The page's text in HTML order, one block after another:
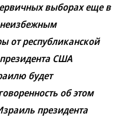
выборах еще в
неизбежным
от республиканской
США
будет
об этом
президента